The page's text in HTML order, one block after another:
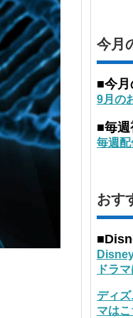
今月
■今
9月の
■毎週
毎週配
おす
ドラ
ディ
マはこ